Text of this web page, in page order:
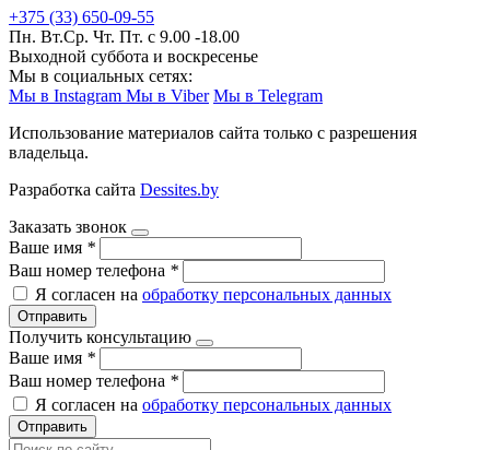
+375 (33) 650-09-55
Пн. Вт.Ср. Чт. Пт. с 9.00 -18.00
Выходной суббота и воскресенье
Мы в социальных сетях:
Мы в Instagram Мы в Viber Мы в Telegram
Использование материалов сайта только с разрешения
владельца.
Разработка сайта Dessites.by
Заказать звонок
Ваше имя *
Ваш номер телефона *
Я согласен на обработку персональных данных
Отправить
Получить консультацию
Ваше имя *
Ваш номер телефона *
Я согласен на обработку персональных данных
Отправить